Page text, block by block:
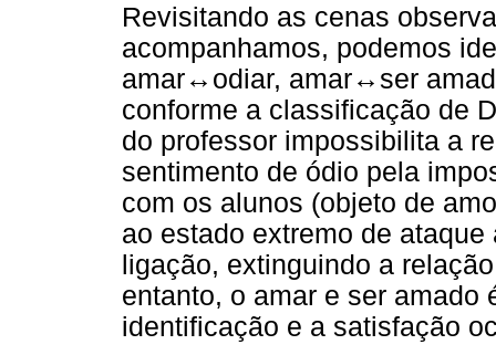
Revisitando as cenas
acompanhamos, podemos
amar↔ odiar, amar↔ ser
conforme a classificação de
do professor impossibilita a
sentimento de ódio pela
com os alunos (objeto de
ao estado extremo de
ligação, extinguindo a
entanto, o amar e ser amado
identificação e a satisfação